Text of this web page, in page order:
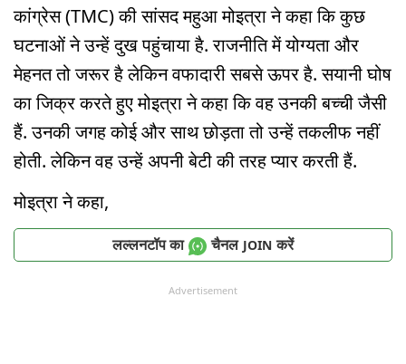
कांग्रेस (TMC) की सांसद महुआ मोइत्रा ने कहा कि कुछ
घटनाओं ने उन्हें दुख पहुंचाया है. राजनीति में योग्यता और
मेहनत तो जरूर है लेकिन वफादारी सबसे ऊपर है. सयानी घोष
का जिक्र करते हुए मोइत्रा ने कहा कि वह उनकी बच्ची जैसी
हैं. उनकी जगह कोई और साथ छोड़ता तो उन्हें तकलीफ नहीं
होती. लेकिन वह उन्हें अपनी बेटी की तरह प्यार करती हैं.
मोइत्रा ने कहा,
लल्लनटॉप का चैनल JOIN करें
Advertisement